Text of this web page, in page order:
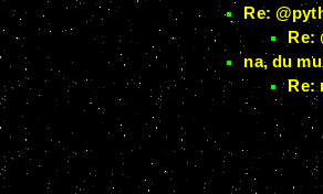
Re:
Re:
na, du
Re: